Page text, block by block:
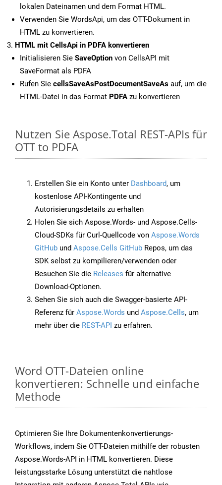
lokalen Dateinamen und dem Format HTML.
Verwenden Sie WordsApi, um das OTT-Dokument in
HTML zu konvertieren.
HTML mit CellsApi in PDFA konvertieren
Initialisieren Sie SaveOption von CellsAPI mit
SaveFormat als PDFA
Rufen Sie cellsSaveAsPostDocumentSaveAs auf, um die
HTML-Datei in das Format PDFA zu konvertieren
Nutzen Sie Aspose.Total REST-APIs für
OTT to PDFA
Erstellen Sie ein Konto unter Dashboard, um
kostenlose API-Kontingente und
Autorisierungsdetails zu erhalten
Holen Sie sich Aspose.Words- und Aspose.Cells-
Cloud-SDKs für Curl-Quellcode von Aspose.Words
GitHub und Aspose.Cells GitHub Repos, um das
SDK selbst zu kompilieren/verwenden oder
Besuchen Sie die Releases für alternative
Download-Optionen.
Sehen Sie sich auch die Swagger-basierte API-
Referenz für Aspose.Words und Aspose.Cells, um
mehr über die REST-API zu erfahren.
Word OTT-Dateien online
konvertieren: Schnelle und einfache
Methode
Optimieren Sie Ihre Dokumentenkonvertierungs-
Workflows, indem Sie OTT-Dateien mithilfe der robusten
Aspose.Words-API in HTML konvertieren. Diese
leistungsstarke Lösung unterstützt die nahtlose